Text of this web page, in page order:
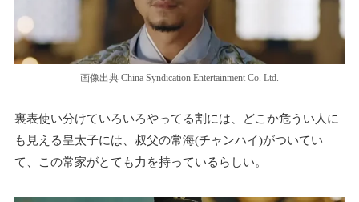
画像出典 China Syndication Entertainment Co. Ltd.
裏表使い分けていろいろやってる割には、どこか危うい人に
も見える皇太子には、叔父の常海(チャンハイ)がついてい
て、この常家がとても力を持っているらしい。